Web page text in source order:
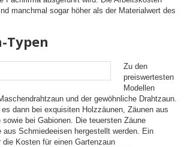
manchmal sogar höher als der Materialwert des
Typen
Zu den
preiswertesten
Modellen
und der gewöhnliche Drahtzaun.
dann bei exquisiten Holzzäunen, Zäunen aus
sowie bei Gabionen. Die teuersten Zäune
aus Schmiedeeisen hergestellt werden. Ein
die Kosten für einen Gartenzaun